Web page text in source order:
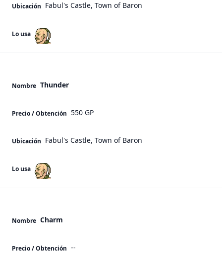
Ubicación Fabul's Castle, Town of Baron
Lo usa
Nombre Thunder
Precio / Obtención 550 GP
Ubicación Fabul's Castle, Town of Baron
Lo usa
Nombre Charm
Precio / Obtención --